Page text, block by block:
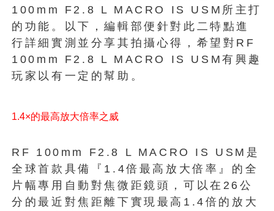
100mm F2.8 L MACRO IS USM所主打
的功能。以下，編輯部便針對此二特點進
行詳細實測並分享其拍攝心得，希望對RF
100mm F2.8 L MACRO IS USM有興趣
玩家以有一定的幫助。
1.4×的最高放大倍率之威
RF 100mm F2.8 L MACRO IS USM是
全球首款具備『1.4倍最高放大倍率』的全
片幅專用自動對焦微距鏡頭，可以在26公
分的最近對焦距離下實現最高1.4倍的放大